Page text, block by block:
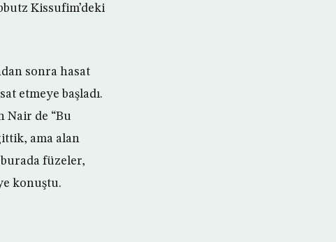
Kissufim’deki
sonra hasat
etmeye başladı.
Nair de “Bu
ama alan
füzeler,
konuştu.